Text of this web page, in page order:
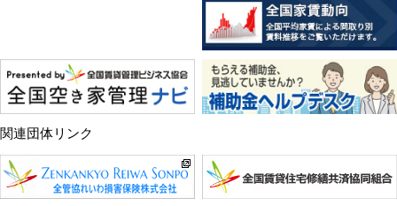
関連団体リンク